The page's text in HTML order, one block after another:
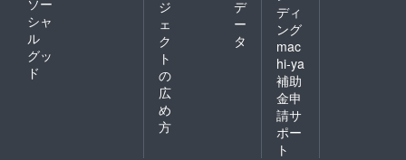
ソー
シャ
ル
グッ
ド
ジ
ェ
ク
ト
の
広
め
方
デ
ー
タ
ディ
ング
mac
hi-ya
補助
金申
請サ
ポー
ト